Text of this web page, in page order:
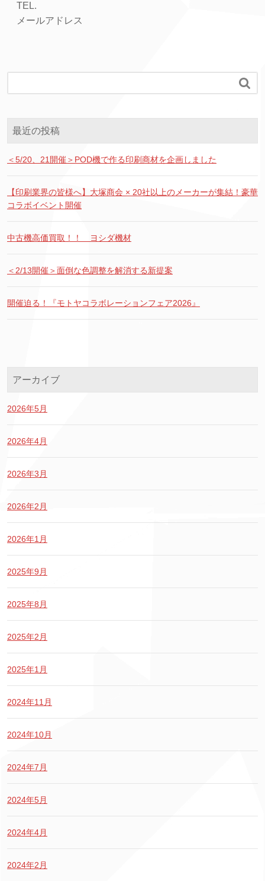
TEL.
メールアドレス

最近の投稿
＜5/20、21開催＞POD機で作る印刷商材を企画しました
【印刷業界の皆様へ】大塚商会 × 20社以上のメーカーが集結！豪華
コラボイベント開催
中古機高価買取！！ ヨシダ機材
＜2/13開催＞面倒な色調整を解消する新提案
開催迫る！『モトヤコラボレーションフェア2026』
アーカイブ
2026年5月
2026年4月
2026年3月
2026年2月
2026年1月
2025年9月
2025年8月
2025年2月
2025年1月
2024年11月
2024年10月
2024年7月
2024年5月
2024年4月
2024年2月